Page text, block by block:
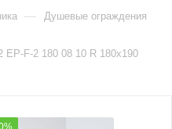
— Душевые ограждения
F-2 180 08 10 R 180х190